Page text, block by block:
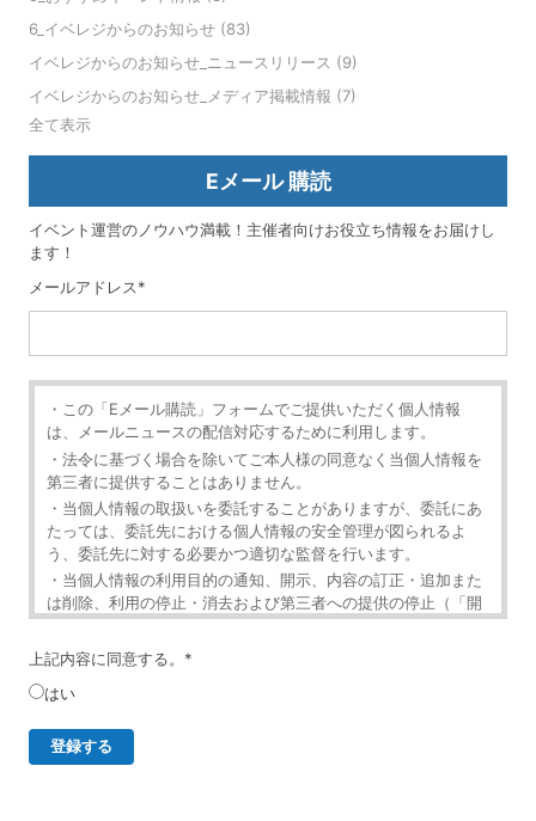
6_イベレジからのお知らせ (83)
イベレジからのお知らせ_ニュースリリース (9)
イベレジからのお知らせ_メディア掲載情報 (7)
全て表示
Eメール 購読
イベント運営のノウハウ満載！主催者向けお役立ち情報をお届けし
ます！
メールアドレス*
・この「Eメール購読」フォームでご提供いただく個人情報
は、メールニュースの配信対応するために利用します。
・法令に基づく場合を除いてご本人様の同意なく当個人情報を
第三者に提供することはありません。
・当個人情報の取扱いを委託することがありますが、委託にあ
たっては、委託先における個人情報の安全管理が図られるよ
う、委託先に対する必要かつ適切な監督を行います。
・当個人情報の利用目的の通知、開示、内容の訂正・追加また
は削除、利用の停止・消去および第三者への提供の停止（「開
示等」といいます。）を受け付けております。
・開示等の求めは、以下の「個人情報苦情及び相談窓口」で受
・ご入力頂く情報の提供は任意となっております。ただし、正
信に対応できないことがあります。
上記内容に同意する。 *
はい